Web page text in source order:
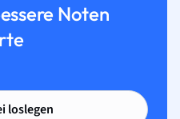
Noten
loslegen